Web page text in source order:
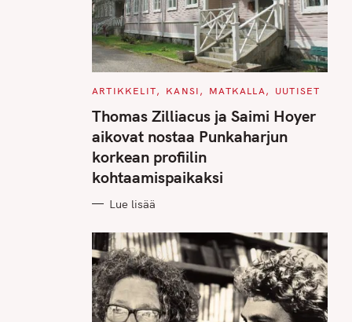
C
T
E
O
R
I
E
S
ARTIKKELIT KANSI MATKALLA UUTISET
Thomas Zilliacus ja Saimi Hoyer
aikovat nostaa Punkaharjun
korkean profiilin
kohtaamispaikaksi
Lue lisää